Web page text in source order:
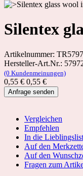
Silentex
Artikelnummer:
Hersteller-Art.Nr.:
(0 Kundenmeinungen)
0,55 € 0,55 €
Anfrage senden
Vergleichen
Empfehlen
In die
Auf den
Auf den
Fragen zum